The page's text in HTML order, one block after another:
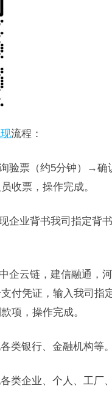
流程：
验票（约5分钟）→
收票，操作完成。
企业背书我司指定背
企云链，建信融通，
付凭证，输入我司指
项，操作完成。
类银行、金融机构等。
类企业、个人、工厂